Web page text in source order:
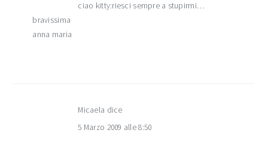
ciao kitty:riesci sempre a stupirmi…
bravissima
anna maria
Micaela dice
5 Marzo 2009 alle 8:50